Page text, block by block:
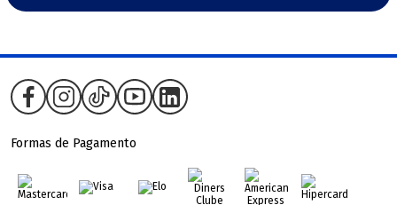
Formas de Pagamento